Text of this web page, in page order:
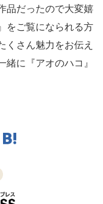
品だったので大変嬉
をご覧になられる方
くさん魅力をお伝え
に『アオのハコ』